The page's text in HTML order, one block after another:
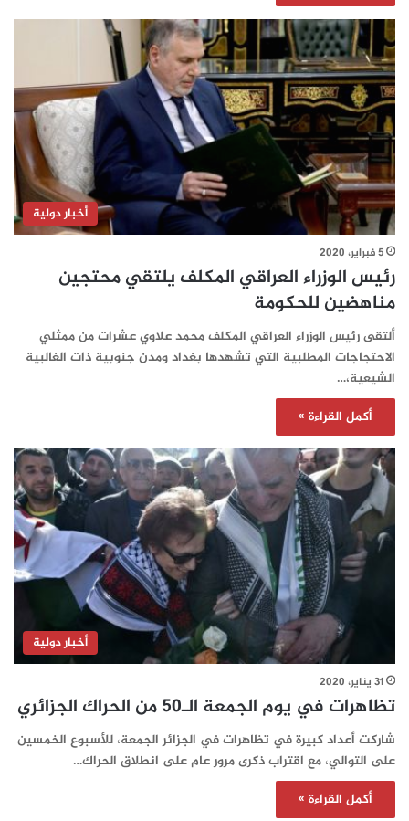
أخبار دولية
5 فبراير، 2020
رئيس الوزراء العراقي المكلف يلتقي محتجين
مناهضين للحكومة
ألتقى رئيس الوزراء العراقي المكلف محمد علاوي عشرات من ممثلي
الاحتجاجات المطلبية التي تشهدها بغداد ومدن جنوبية ذات الغالبية
الشيعية،…
أكمل القراءة »
أخبار دولية
31 يناير، 2020
تظاهرات في يوم الجمعة الـ50 من الحراك الجزائري
شاركت أعداد كبيرة في تظاهرات في الجزائر الجمعة، للأسبوع الخمسين
على التوالي، مع اقتراب ذكرى مرور عام على انطلاق الحراك…
أكمل القراءة »